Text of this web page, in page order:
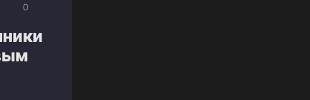
0